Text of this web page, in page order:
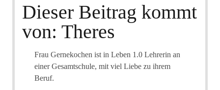
Dieser Beitrag kommt
von: Theres
Frau Gernekochen ist in Leben 1.0 Lehrerin an
einer Gesamtschule, mit viel Liebe zu ihrem
Beruf.